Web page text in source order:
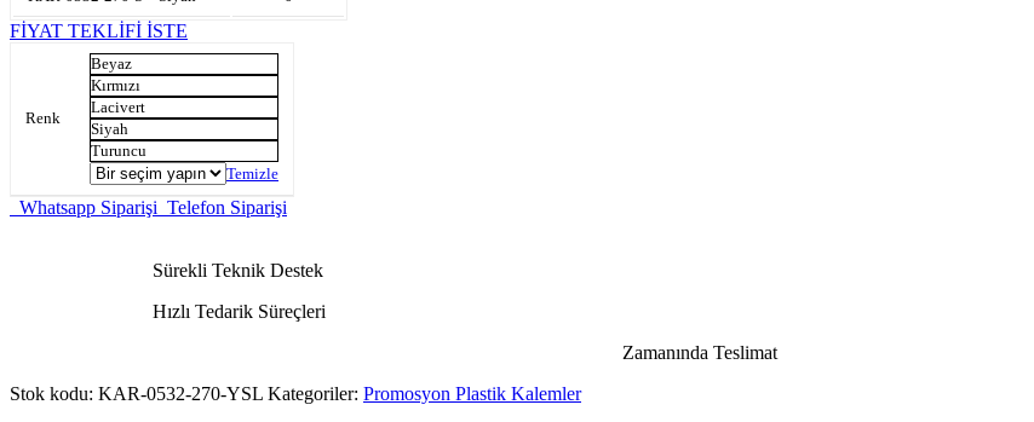
FİYAT TEKLİFİ İSTE
Renk
Beyaz
Kırmızı
Lacivert
Siyah
Turuncu
Temizle
Whatsapp Siparişi Telefon Siparişi
Sürekli Teknik Destek
Hızlı Tedarik Süreçleri
Zamanında Teslimat
Stok kodu: KAR-0532-270-YSL Kategoriler: Promosyon Plastik Kalemler